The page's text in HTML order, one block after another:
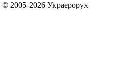
© 2005-2026 Украерорух